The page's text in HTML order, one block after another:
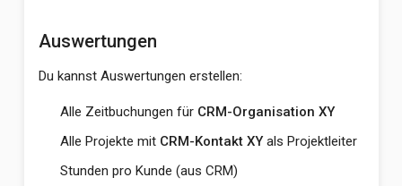
Auswertungen
Du kannst Auswertungen erstellen:
Alle Zeitbuchungen für CRM-Organisation XY
Alle Projekte mit CRM-Kontakt XYals Projektleiter
Stunden pro Kunde (aus CRM)